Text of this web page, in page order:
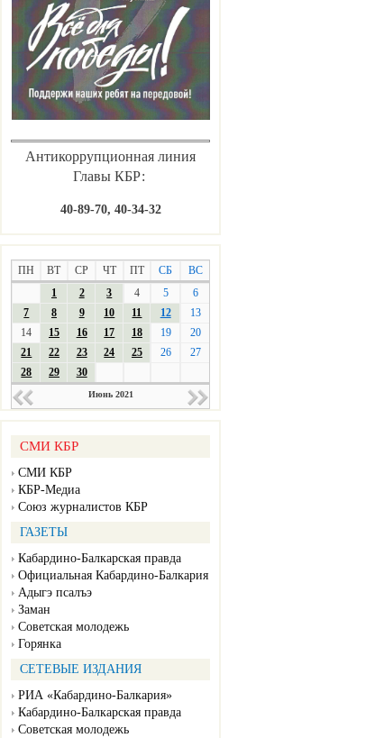
Антикоррупционная линия
Главы КБР:
40-89-70, 40-34-32
ПН ВТ СР ЧТ ПТ СБ
ВС
1
2 3 4 5
6
7
8 9 10 11 12
13
14
15 16 17 18 19
20
21
22 23 24 25 26
27
28
29 30
Июнь 2021
СМИ КБР
СМИ КБР
КБР-Медиа
Союз журналистов КБР
ГАЗЕТЫ
Кабардино-Балкарская правда
Официальная Кабардино-Балкария
Адыгэ псалъэ
Заман
Советская молодежь
Горянка
СЕТЕВЫЕ ИЗДАНИЯ
РИА «Кабардино-Балкария»
Кабардино-Балкарская правда
Советская молодежь